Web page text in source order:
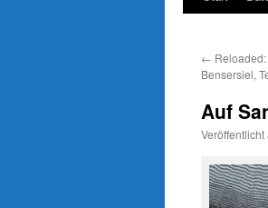
←
Bensersiel,
Auf
Veröffentlicht